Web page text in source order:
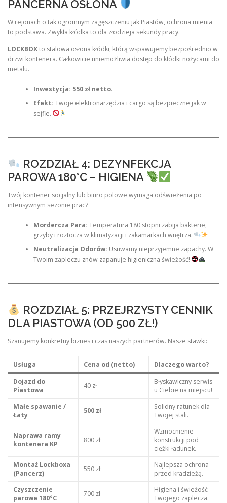
PANCERNA OSŁONA
W rejonach o tak ogromnym zagęszczeniu jak Piastów, ochrona mienia
to podstawa. Zwykła kłódka to dla złodzieja sekundy pracy.
LOCKBOXto stalowa osłona kłódki, którą wspawujemy bezpośrednio w
drzwi kontenera. Całkowicie uniemożliwia dostęp do kłódki nożycami do
metalu.
Inwestycja: 550 zł netto.
Efekt: Twoje elektronarzędzia i cargo są bezpieczne jak w
sejfie.
ROZDZIAŁ 4: DEZYNFEKCJA
PAROWA 180°C – HIGIENA
Twój kontener socjalny lub biuro polowe wymaga odświeżenia po
intensywnym sezonie prac?
Mordercza Para: Temperatura 180 stopni zabija bakterie,
grzyby i roztocza w klimatyzacji i zakamarkach wnętrza.
Neutralizacja Odorów: Usuwamy nieprzyjemne zapachy. W
Twoim zapleczu znów zapanuje higieniczna świeżość!
ROZDZIAŁ 5: PRZEJRZYSTY CENNIK
DLA PIASTOWA (OD 500 ZŁ!)
Szanujemy konkretny biznes i czas naszych partnerów. Nasze stawki:
Usługa Cena od (netto)
Dlaczego warto?
Dojazd do
Piastowa
40 zł
Błyskawiczny serwis
u Ciebie na miejscu!
Małe spawanie /
Łaty
500 zł
Solidny ratunek dla
Twojej stali.
Naprawa ramy
kontenera KP
800 zł
Wzmocnienie
konstrukcji pod
ciężki ładunek.
Montaż Lockboxa
(Pancerz)
550 zł
Najlepsza ochrona
przed kradzieżą.
Czyszczenie
parowe 180°C
700 zł
Higiena i świeżość
Twojego zaplecza.